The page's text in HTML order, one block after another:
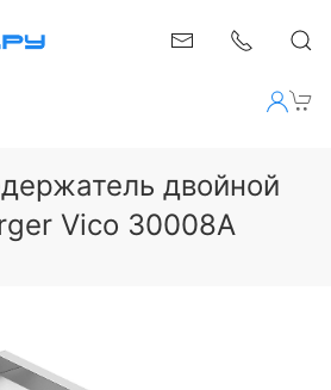
двойной
Vico 30008A